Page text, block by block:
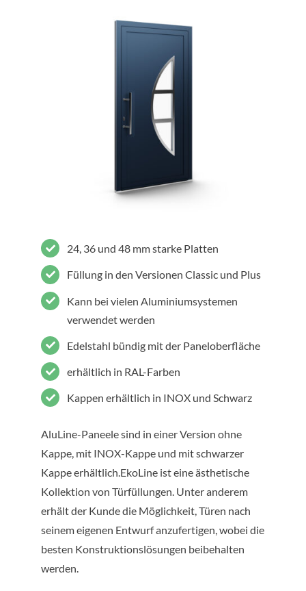
24, 36 und 48 mm starke Platten
Füllung in den Versionen Classic und Plus
Kann bei vielen Aluminiumsystemen
verwendet werden
Edelstahl bündig mit der Paneloberfläche
erhältlich in RAL-Farben
Kappen erhältlich in INOX und Schwarz
AluLine-Paneele sind in einer Version ohne
Kappe, mit INOX-Kappe und mit schwarzer
Kappe erhältlich.EkoLine ist eine ästhetische
Kollektion von Türfüllungen. Unter anderem
erhält der Kunde die Möglichkeit, Türen nach
seinem eigenen Entwurf anzufertigen, wobei die
besten Konstruktionslösungen beibehalten
werden.